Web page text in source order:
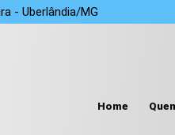
- Uberlândia/MG
Home